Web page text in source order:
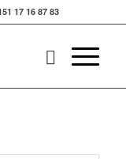
17 16 87 83